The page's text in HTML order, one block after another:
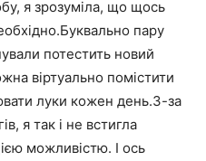
я зрозуміла, що щось
пару
потестить новий
віртуально помістити
луки кожен день.З-за
я так і не встигла
можливістю. І ось